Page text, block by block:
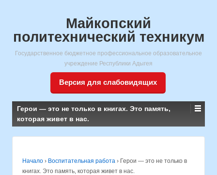
Майкопский
политехнический техникум
Государственное бюджетное профессиональное образовательное
учреждение Республики Адыгея
Версия для слабовидящих
Герои — это не только в книгах. Это память,
которая живет в нас.
Начало › Воспитательная работа › Герои — это не только в
книгах. Это память, которая живет в нас.